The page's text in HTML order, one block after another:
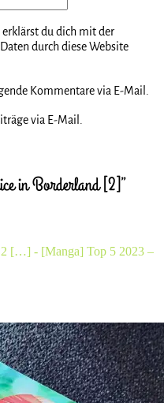
du dich mit der
durch diese Website
Kommentare via E-Mail.
via E-Mail.
in Borderland [2]”
2 […] - [Manga] Top 5 2023 –